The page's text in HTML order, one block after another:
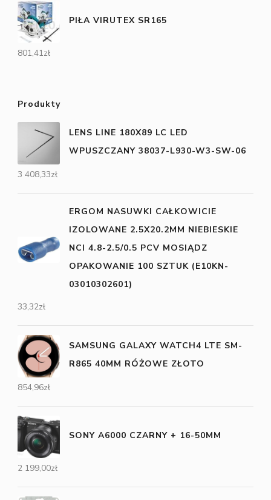
PIŁA VIRUTEX SR165
801,41zł
Produkty
LENS LINE 180X89 LC LED
WPUSZCZANY 38037-L930-W3-SW-06
3 408,33zł
ERGOM NASUWKI CAŁKOWICIE
IZOLOWANE 2.5X20.2MM NIEBIESKIE
NCI 4.8-2.5/0.5 PCV MOSIĄDZ
OPAKOWANIE 100 SZTUK (E10KN-
03010302601)
33,32zł
SAMSUNG GALAXY WATCH4 LTE SM-
R865 40MM RÓŻOWE ZŁOTO
854,96zł
SONY A6000 CZARNY + 16-50MM
2 199,00zł